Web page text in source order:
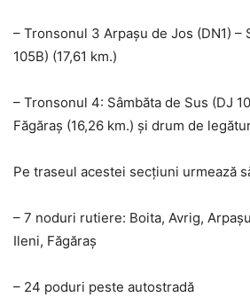
– Tronsonul 3 Arpașu de Jos (DN1) –
105B) (17,61 km.)
– Tronsonul 4: Sâmbăta de Sus (DJ
Făgăraș (16,26 km.) și drum de
Pe traseul acestei secțiuni urmează
– 7 noduri rutiere: Boita, Avrig,
Ileni, Făgăraș
– 24 poduri peste autostradă